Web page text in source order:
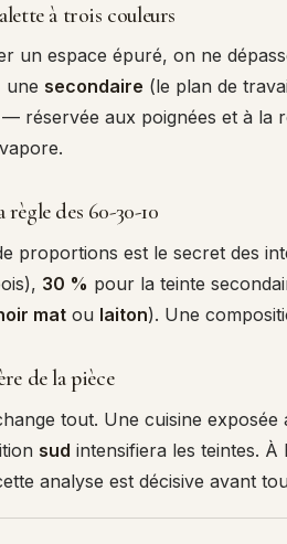
à trois couleurs
un espace épuré, on ne
une secondaire (le plan de
— réservée aux poignées et à la
des 60-30-10
proportions est le secret des
30 % pour la teinte
mat ou laiton). Une
de la pièce
tout. Une cuisine exposée
sud intensifiera les teintes.
analyse est décisive avant